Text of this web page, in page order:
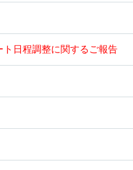
日程調整に関するご報告